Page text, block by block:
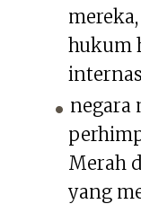
hukum
negara
Merah
yang